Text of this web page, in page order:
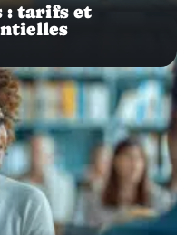
: tarifs et